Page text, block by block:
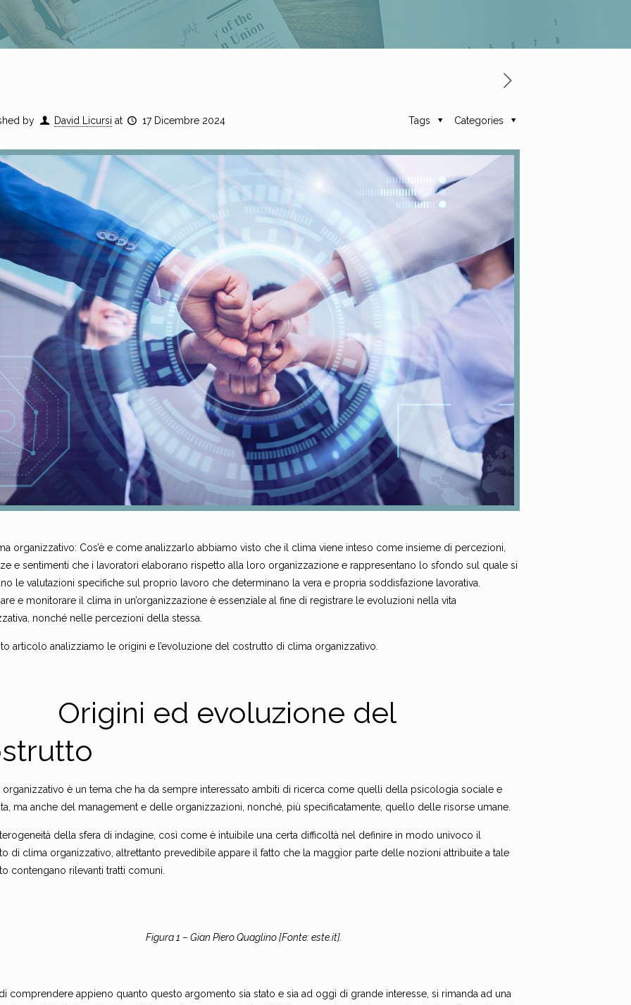
by David Licursi at 17 Dicembre 2024 Categories
Tags
organizzativo: Cos’è e come analizzarlo abbiamo visto che il clima viene inteso come insieme di percezioni,
e sentimenti che i lavoratori elaborano rispetto alla loro organizzazione e rappresentano lo sfondo sul quale si
le valutazioni specifiche sul proprio lavoro che determinano la vera e propria soddisfazione lavorativa.
e monitorare il clima in un’organizzazione è essenziale al fine di registrare le evoluzioni nella vita
nonché nelle percezioni della stessa.
articolo analizziamo le origini e l’evoluzione del costrutto di clima organizzativo.
ed evoluzione del
organizzativo è un tema che ha da sempre interessato ambiti di ricerca come quelli della psicologia sociale e
ma anche del management e delle organizzazioni, nonché, più specificatamente, quello delle risorse umane.
della sfera di indagine, così come è intuibile una certa difficoltà nel definire in modo univoco il
di clima organizzativo, altrettanto prevedibile appare il fatto che la maggior parte delle nozioni attribuite a tale
contengano rilevanti tratti comuni.
Figura 1 – Gian Piero Quaglino [Fonte: este.it].
comprendere appieno quanto questo argomento sia stato e sia ad oggi di grande interesse, si rimanda ad una